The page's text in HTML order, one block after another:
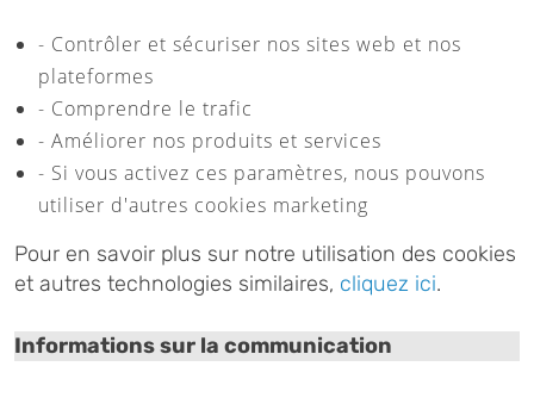
- Contrôler et sécuriser nos sites web et nos
plateformes
- Comprendre le trafic
- Améliorer nos produits et services
- Si vous activez ces paramètres, nous pouvons
utiliser d'autres cookies marketing
Pour en savoir plus sur notre utilisation des cookies
et autres technologies similaires, cliquez ici.
Informations sur la communication